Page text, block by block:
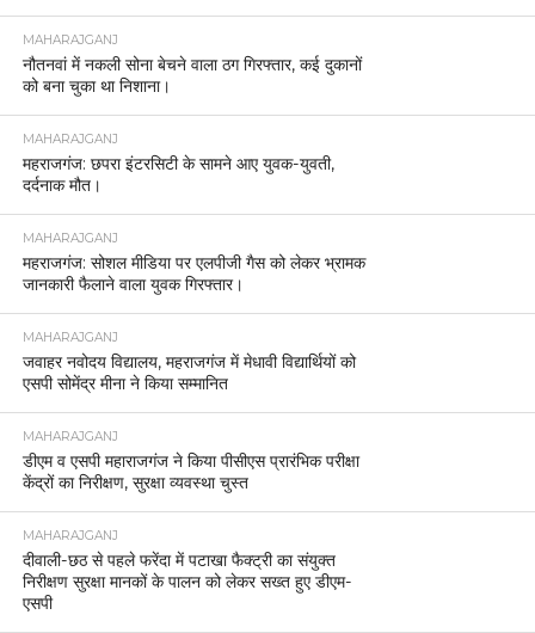
MAHARAJGANJ
नौतनवां में नकली सोना बेचने वाला ठग गिरफ्तार, कई दुकानों
को बना चुका था निशाना।
MAHARAJGANJ
महराजगंज: छपरा इंटरसिटी के सामने आए युवक-युवती,
दर्दनाक मौत।
MAHARAJGANJ
महराजगंज: सोशल मीडिया पर एलपीजी गैस को लेकर भ्रामक
जानकारी फैलाने वाला युवक गिरफ्तार।
MAHARAJGANJ
जवाहर नवोदय विद्यालय, महराजगंज में मेधावी विद्यार्थियों को
एसपी सोमेंद्र मीना ने किया सम्मानित
MAHARAJGANJ
डीएम व एसपी महाराजगंज ने किया पीसीएस प्रारंभिक परीक्षा
केंद्रों का निरीक्षण, सुरक्षा व्यवस्था चुस्त
MAHARAJGANJ
दीवाली-छठ से पहले फरेंदा में पटाखा फैक्ट्री का संयुक्त
निरीक्षण सुरक्षा मानकों के पालन को लेकर सख्त हुए डीएम-
एसपी